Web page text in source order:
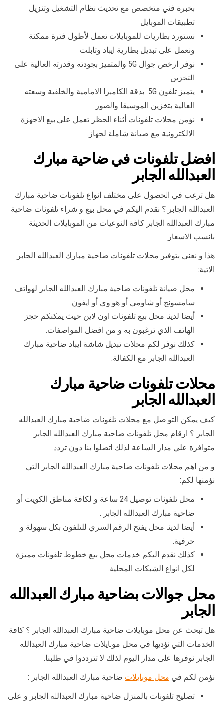
بخبرة فني متخصص مع تحديث نظام التشغيل وتنزيل
تطبيقات الموبايل
نستورد بطاريات للموبايلات تعمل لأطول فترة ممكنة
ونعمل على تبديل بطارية ايباد وتابلت
نوفر ارخص جوال 5G والمتميز بجودته وقدرته العالية على
التخزين
يتميز تلفون 5G بدقة الكاميرا الامامية والخلفية وسعته
العالية بتخزين الموسيقا والصور
نؤمن محلات تلفونات أثناء الحظر تعمل على بيع الاجهزة
الالكترونية مع صيانة شاملة لجهاز.
افضل تلفونات في ضاحية مبارك
العبدالله الجابر
هل ترغب في الحصول على مختلف انواع تلفونات ضاحية مبارك
العبدالله الجابر ؟ نقدم اليكم في محل بيع و شراء تلفونات ضاحية
مبارك العبدالله الجابر كافة النوعيات من الموبايلات الحديثة
بانسب الاسعار.
هذا و نعنى بتوفير محلات تلفونات ضاحية مبارك العبدالله الجابر
الاتية:
محل صيانة تلفونات ضاحية مبارك العبدالله الجابر لهواتف
سامسونج أو شاومي أو هواوي أو ايفون.
أيضا لدينا محل بيع تلفونات اون لاين حيث يمكنكم حجز
الهاتف الذي ترغبون به و من افضل المواصفات.
كذلك نوفر لكم محلات تبديل شاشة ايباد ضاحية مبارك
العبدالله الجابر مع الكفالة.
محلات تلفونات ضاحية مبارك
العبدالله الجابر
كيف يمكن التواصل مع محلات تلفونات ضاحية مبارك العبدالله
الجابر ؟ ارقام محل تلفونات ضاحية مبارك العبدالله الجابر
متوافرة علي مدار الساعة لذلك اتصلوا بنا دون تردد.
و من اهم محلات تلفونات ضاحية مبارك العبدالله الجابر التي
نؤمنها لكم:
محل تلفونات توصيل 24 ساعة و لكافة مناطق الكويت أو
ضاحية مبارك العبدالله الجابر .
أيضا لدينا محل يفتح الرقم السري للتلفون بكل سهولة و
حرفية.
كذلك نقدم اليكم خدمات محل بيع خطوط تلفونات مميزة
لكل انواع الشبكات المحلية.
محل جوالات بضاحية مبارك العبدالله
الجابر
هل تبحث عن محل موبايلات ضاحية مبارك العبدالله الجابر ؟ كافة
الخدمات التي نؤديها في محل موبايلات ضاحية مبارك العبدالله
الجابر نوفرها على مدار اليوم لذلك لا تترددوا في طلبنا.
نؤمن لكم في محل موبايلات ضاحية مبارك العبدالله الجابر :
تصليح تلفونات بالمنزل ضاحية مبارك العبدالله الجابر و على